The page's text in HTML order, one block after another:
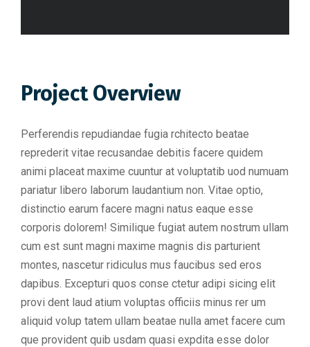
Project Overview
Perferendis repudiandae fugia rchitecto beatae
reprederit vitae recusandae debitis facere quidem
animi placeat maxime cuuntur at voluptatib uod numuam
pariatur libero laborum laudantium non. Vitae optio,
distinctio earum facere magni natus eaque esse
corporis dolorem! Similique fugiat autem nostrum ullam
cum est sunt magni maxime magnis dis parturient
montes, nascetur ridiculus mus faucibus sed eros
dapibus. Excepturi quos conse ctetur adipi sicing elit
provi dent laud atium voluptas officiis minus rer um
aliquid volup tatem ullam beatae nulla amet facere cum
que provident quib usdam quasi expdita esse dolor